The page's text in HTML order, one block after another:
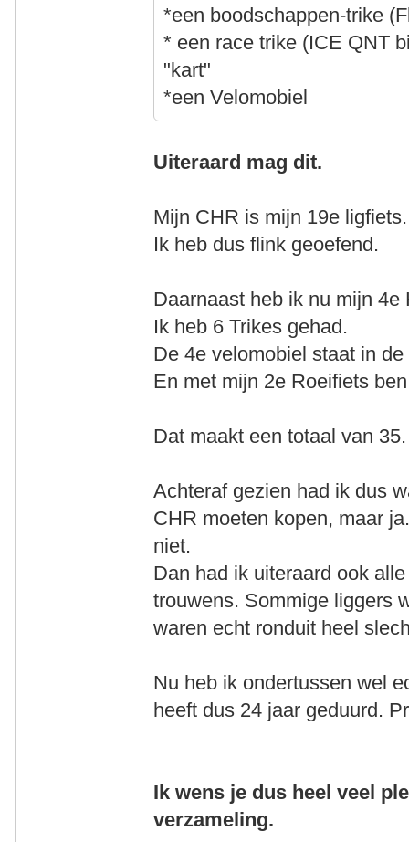
*een boodschappen-trike
* een race trike (ICE QNT
"kart"
*een Velomobiel
Uiteraard mag dit.
Mijn CHR is mijn 19e ligfiets.
Ik heb dus flink geoefend.
Daarnaast heb ik nu mijn 4e
Ik heb 6 Trikes gehad.
De 4e velomobiel staat in
En met mijn 2e Roeifiets
Dat maakt een totaal van 35.
Achteraf gezien had ik dus
CHR moeten kopen, maar
niet.
Dan had ik uiteraard ook
trouwens. Sommige liggers
waren echt ronduit heel
Nu heb ik ondertussen wel
heeft dus 24 jaar geduurd.
Ik wens je dus heel veel
verzameling.